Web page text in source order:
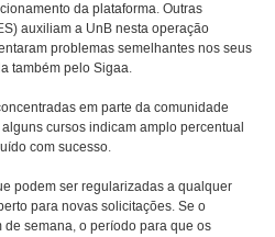
da plataforma. Outras
auxiliam a UnB nesta operação
problemas semelhantes nos seus
também pelo Sigaa.
em parte da comunidade
cursos indicam amplo percentual
com sucesso.
podem ser regularizadas a qualquer
para novas solicitações. Se o
semana, o período para que os